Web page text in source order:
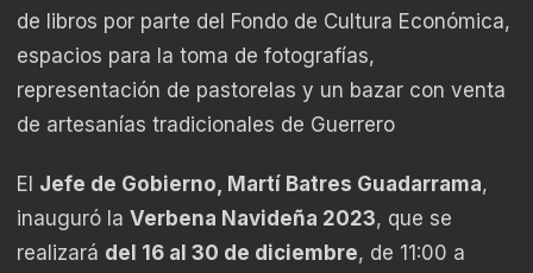
de libros por parte del Fondo de Cultura Económica,
espacios para la toma de fotografías,
representación de pastorelas y un bazar con venta
de artesanías tradicionales de Guerrero
El Jefe de Gobierno, Martí Batres Guadarrama,
inauguró la Verbena Navideña 2023, que se
realizará del 16 al 30 de diciembre, de 11:00 a